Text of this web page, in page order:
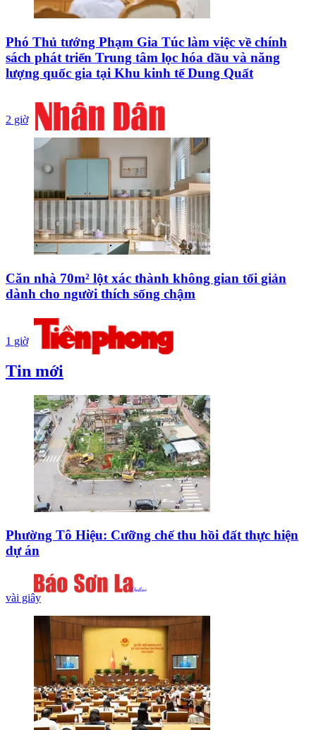
Phó Thủ tướng Phạm Gia Túc làm việc về chính
sách phát triển Trung tâm lọc hóa dầu và năng
lượng quốc gia tại Khu kinh tế Dung Quất
2 giờ
Căn nhà 70m² lột xác thành không gian tối giản
dành cho người thích sống chậm
1 giờ
Tin mới
Phường Tô Hiệu: Cưỡng chế thu hồi đất thực hiện
dự án
vài giây